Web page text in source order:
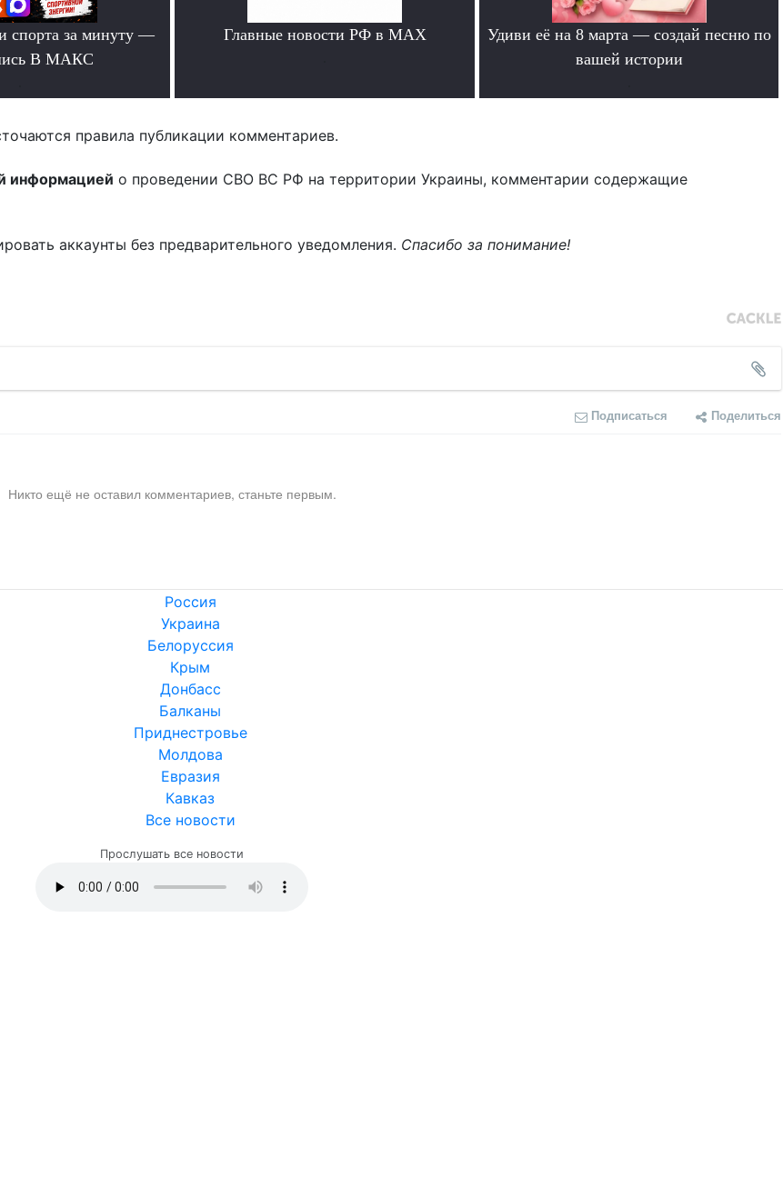
спорта за минуту —
В МАКС
Главные новости РФ в MAX
Удиви её на 8 марта — создай песню по
вашей истории
правила публикации комментариев.
информацией о проведении СВО ВС РФ на территории Украины, комментарии содержащие
аккаунты без предварительного уведомления. Спасибо за понимание!
Подписаться Поделиться
Никто ещё не оставил комментариев, станьте первым.
Россия
Украина
Белоруссия
Крым
Донбасс
Балканы
Приднестровье
Молдова
Евразия
Кавказ
Все новости
Прослушать все новости